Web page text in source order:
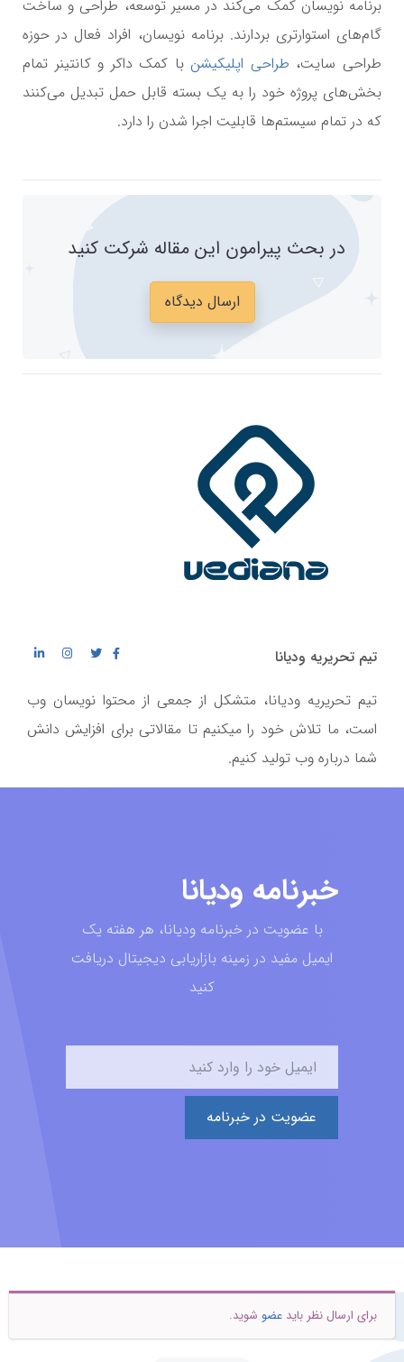
برنامه نویسان کمک می‌کند در مسیر توسعه، طراحی و ساخت
گام‌های استوارتری بردارند. برنامه نویسان، افراد فعال در حوزه
طراحی سایت، طراحی اپلیکیشنبا کمک داکر و کانتینر تمام
بخش‌های پروژه خود را به یک بسته قابل حمل تبدیل می‌کنند
که در تمام سیستم‌ها قابلیت اجرا شدن را دارد.
در بحث پیرامون این مقاله شرکت کنید
ارسال دیدگاه
تیم تحریریه ودیانا
تیم تحریریه ودیانا، متشکل از جمعی از محتوا نویسان وب
است، ما تلاش خود را میکنیم تا مقالاتی برای افزایش دانش
شما درباره وب تولید کنیم.
خبرنامه ودیانا
با عضویت در خبرنامه ودیانا، هر هفته یک
ایمیل مفید در زمینه بازاریابی دیجیتال دریافت
کنید
عضویت در خبرنامه
برای ارسال نظر باید عضو شوید.